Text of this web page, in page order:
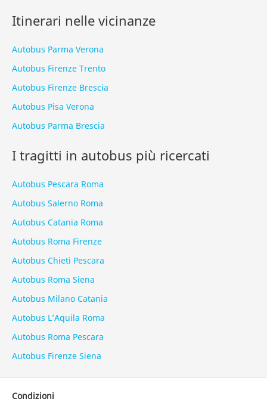
Itinerari nelle vicinanze
Autobus Parma Verona
Autobus Firenze Trento
Autobus Firenze Brescia
Autobus Pisa Verona
Autobus Parma Brescia
I tragitti in autobus più ricercati
Autobus Pescara Roma
Autobus Salerno Roma
Autobus Catania Roma
Autobus Roma Firenze
Autobus Chieti Pescara
Autobus Roma Siena
Autobus Milano Catania
Autobus L’Aquila Roma
Autobus Roma Pescara
Autobus Firenze Siena
Condizioni